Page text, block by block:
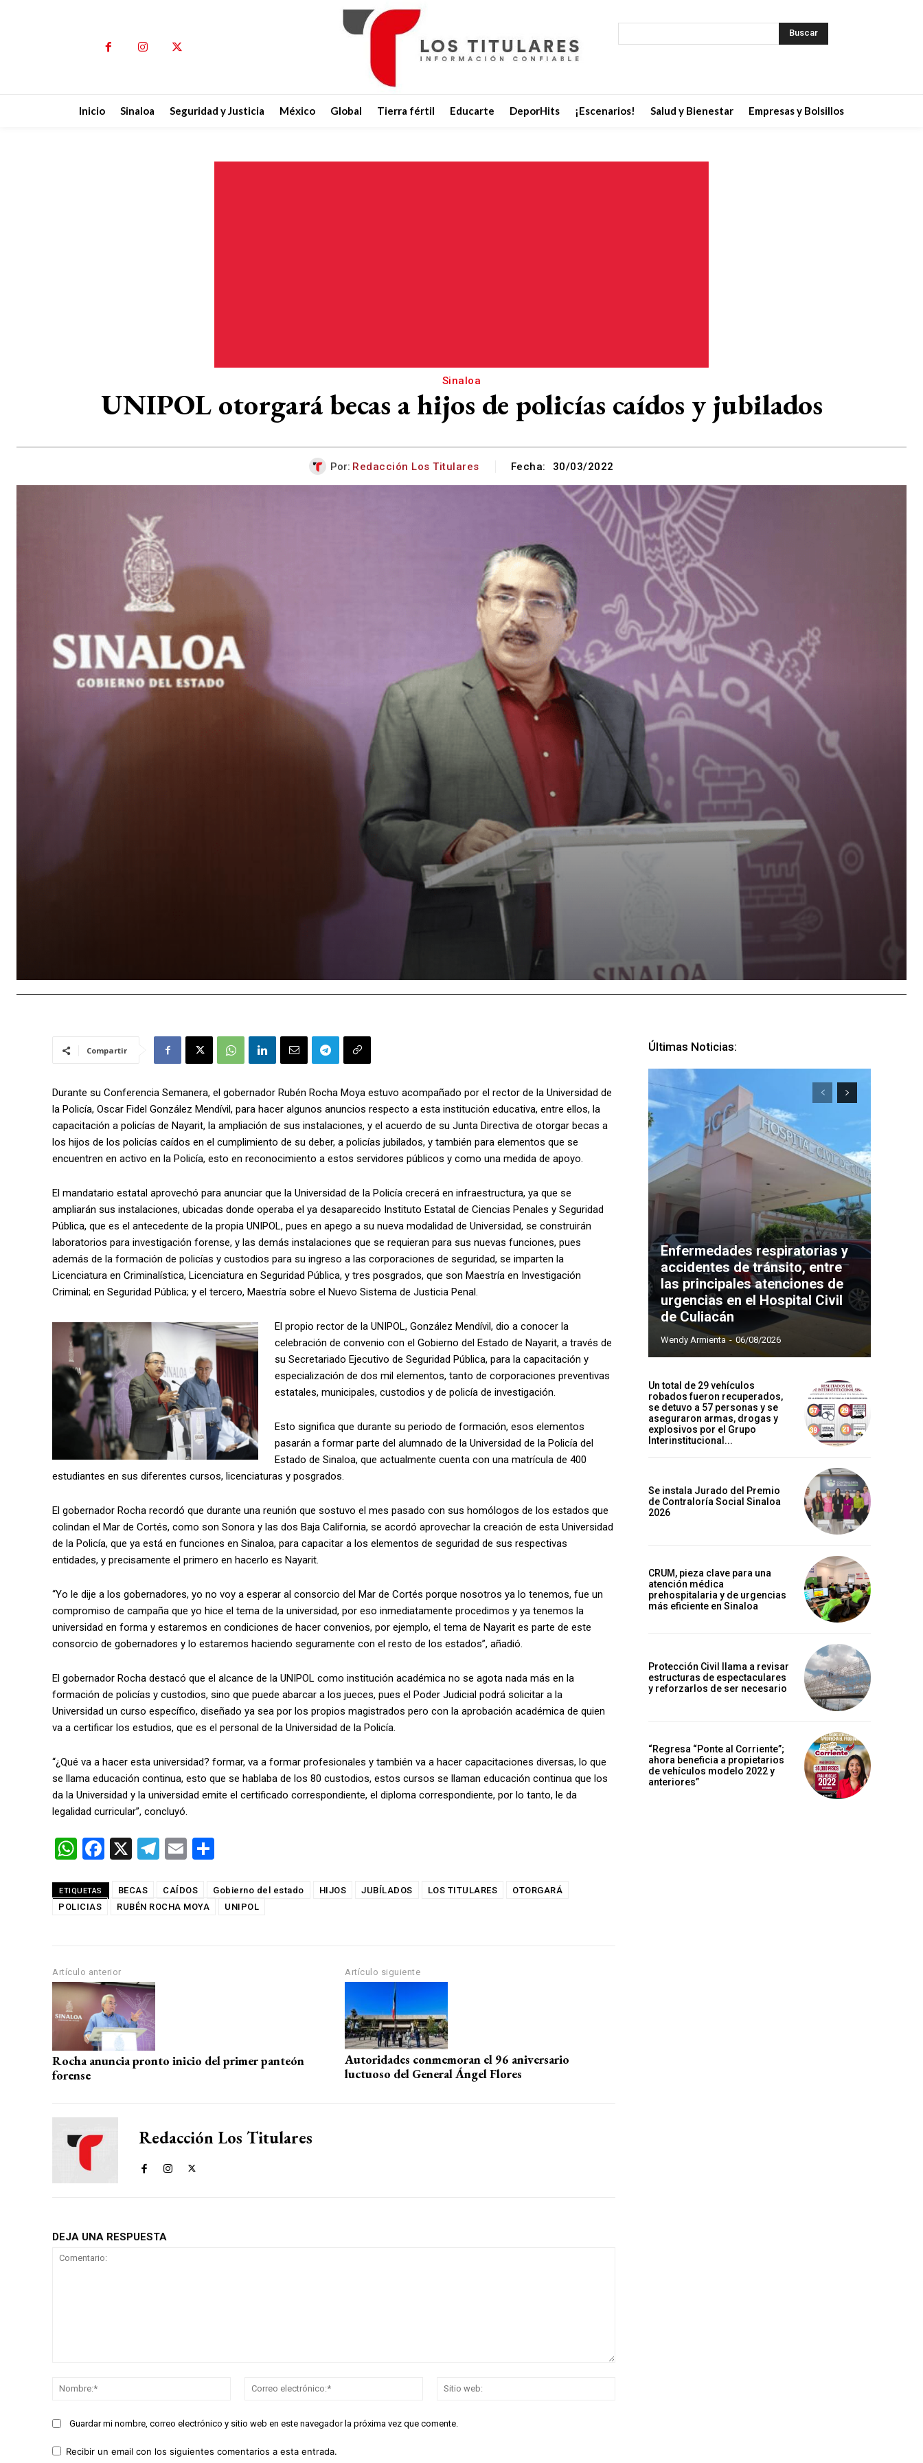
Buscar
Inicio Sinaloa Seguridad y Justicia México Global Tierra fértil Educarte DeporHits ¡Escenarios! Salud y Bienestar Empresas y Bolsillos
Sinaloa
UNIPOL otorgará becas a hijos de policías caídos y jubilados
Por: Redacción Los Titulares Fecha: 30/03/2022
Compartir
Durante su Conferencia Semanera, el gobernador Rubén Rocha Moya estuvo acompañado por el rector de la Universidad de
la Policía, Oscar Fidel González Mendívil, para hacer algunos anuncios respecto a esta institución educativa, entre ellos, la
capacitación a policías de Nayarit, la ampliación de sus instalaciones, y el acuerdo de su Junta Directiva de otorgar becas a
los hijos de los policías caídos en el cumplimiento de su deber, a policías jubilados, y también para elementos que se
encuentren en activo en la Policía, esto en reconocimiento a estos servidores públicos y como una medida de apoyo.
El mandatario estatal aprovechó para anunciar que la Universidad de la Policía crecerá en infraestructura, ya que se
ampliarán sus instalaciones, ubicadas donde operaba el ya desaparecido Instituto Estatal de Ciencias Penales y Seguridad
Pública, que es el antecedente de la propia UNIPOL, pues en apego a su nueva modalidad de Universidad, se construirán
laboratorios para investigación forense, y las demás instalaciones que se requieran para sus nuevas funciones, pues
además de la formación de policías y custodios para su ingreso a las corporaciones de seguridad, se imparten la
Licenciatura en Criminalística, Licenciatura en Seguridad Pública, y tres posgrados, que son Maestría en Investigación
Criminal; en Seguridad Pública; y el tercero, Maestría sobre el Nuevo Sistema de Justicia Penal.
El propio rector de la UNIPOL, González Mendívil, dio a conocer la
celebración de convenio con el Gobierno del Estado de Nayarit, a través de
su Secretariado Ejecutivo de Seguridad Pública, para la capacitación y
especialización de dos mil elementos, tanto de corporaciones preventivas
estatales, municipales, custodios y de policía de investigación.
Esto significa que durante su periodo de formación, esos elementos
pasarán a formar parte del alumnado de la Universidad de la Policía del
Estado de Sinaloa, que actualmente cuenta con una matrícula de 400
estudiantes en sus diferentes cursos, licenciaturas y posgrados.
El gobernador Rocha recordó que durante una reunión que sostuvo el mes pasado con sus homólogos de los estados que
colindan el Mar de Cortés, como son Sonora y las dos Baja California, se acordó aprovechar la creación de esta Universidad
de la Policía, que ya está en funciones en Sinaloa, para capacitar a los elementos de seguridad de sus respectivas
entidades, y precisamente el primero en hacerlo es Nayarit.
“Yo le dije a los gobernadores, yo no voy a esperar al consorcio del Mar de Cortés porque nosotros ya lo tenemos, fue un
compromiso de campaña que yo hice el tema de la universidad, por eso inmediatamente procedimos y ya tenemos la
universidad en forma y estaremos en condiciones de hacer convenios, por ejemplo, el tema de Nayarit es parte de este
consorcio de gobernadores y lo estaremos haciendo seguramente con el resto de los estados”, añadió.
El gobernador Rocha destacó que el alcance de la UNIPOL como institución académica no se agota nada más en la
formación de policías y custodios, sino que puede abarcar a los jueces, pues el Poder Judicial podrá solicitar a la
Universidad un curso específico, diseñado ya sea por los propios magistrados pero con la aprobación académica de quien
va a certificar los estudios, que es el personal de la Universidad de la Policía.
“¿Qué va a hacer esta universidad? formar, va a formar profesionales y también va a hacer capacitaciones diversas, lo que
se llama educación continua, esto que se hablaba de los 80 custodios, estos cursos se llaman educación continua que los
da la Universidad y la universidad emite el certificado correspondiente, el diploma correspondiente, por lo tanto, le da
legalidad curricular”, concluyó.
W
at
s
p
F
ce
k
X
T
e
gr
E
ail
m
p
ETIQUETAS BECAS CAÍDOS Gobierno del estado HIJOS JUBÍLADOS LOS TITULARES
OTORGARÁ
POLICIAS
RUBÉN ROCHA MOYA UNIPOL
Artículo anterior
Rocha anuncia pronto inicio del primer panteón
forense
Artículo siguiente
Autoridades conmemoran el 96 aniversario
luctuoso del General Ángel Flores
Redacción Los Titulares
DEJA UNA RESPUESTA
Nombre:*
Correo
Guardar mi nombre, correo electrónico y sitio web en este navegador la próxima vez que comente.
Recibir un email con los siguientes comentarios a esta entrada.
Últimas Noticias:
Enfermedades respiratorias y
accidentes de tránsito, entre
las principales atenciones de
urgencias en el Hospital Civil
de Culiacán
Wendy Armienta - 06/08/2026
Un total de 29 vehículos
robados fueron recuperados,
se detuvo a 57 personas y se
aseguraron armas, drogas y
explosivos por el Grupo
Interinstitucional...
Se instala Jurado del Premio
de Contraloría Social Sinaloa
2026
CRUM, pieza clave para una
atención médica
prehospitalaria y de urgencias
más eficiente en Sinaloa
Protección Civil llama a revisar
estructuras de espectaculares
y reforzarlos de ser necesario
“Regresa “Ponte al Corriente”;
ahora beneficia a propietarios
de vehículos modelo 2022 y
anteriores”